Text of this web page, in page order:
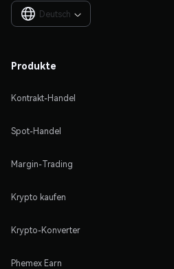
Deutsch 
Produkte
Kontrakt-Handel
Spot-Handel
Margin-Trading
Krypto kaufen
Krypto-Konverter
Phemex Earn